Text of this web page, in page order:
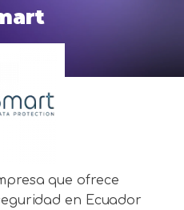
que ofrece
en Ecuador